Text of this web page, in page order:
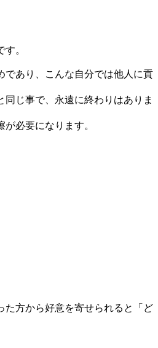
。
あり、こんな自分では他人に貢
じ事で、永遠に終わりはありま
必要になります。
方から好意を寄せられると「ど